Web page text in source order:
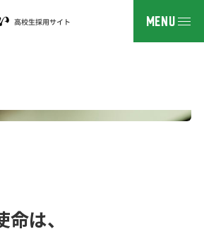
PROFESSIONAL SECURITY
は、